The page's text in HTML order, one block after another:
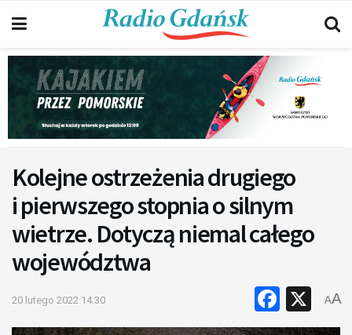
Kolejne ostrzeżenia drugiego
i pierwszego stopnia o silnym
wietrze. Dotyczą niemal całego
województwa
20 lutego 2022 14:30 X
AA